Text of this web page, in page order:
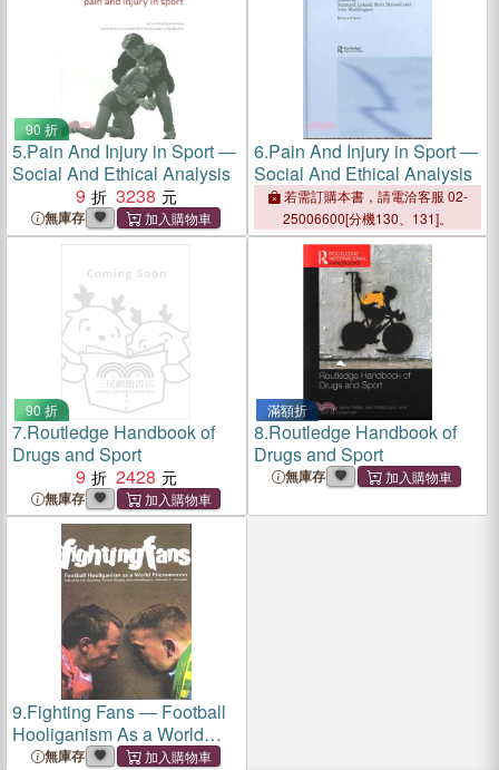
90 折
5.Pain And Injury in Sport ―
Social And Ethical Analysis
9
3238
無庫存
6.Pain And Injury in Sport ―
Social And Ethical Analysis
若需訂購本書，請電洽客服 02-
25006600[分機130、131]。
90 折
7.Routledge Handbook of
Drugs and Sport
9
2428
無庫存
滿額折
8.Routledge Handbook of
Drugs and Sport
無庫存
9.Fighting Fans ― Football
Hooliganism As a World
Phenomenon
無庫存